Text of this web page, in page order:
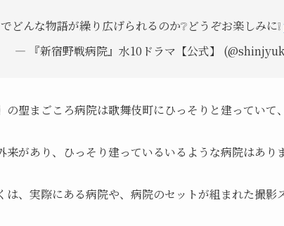
どんな物語が繰り広げられるのか❔どうぞお楽しみに❕
— 『新宿野戦病院』水10ドラマ【公式】
の聖まごころ病院は歌舞伎町にひっそりと建っていて
来があり、ひっそり建っているいるような病院はあり
は、実際にある病院や、病院のセットが組まれた撮影